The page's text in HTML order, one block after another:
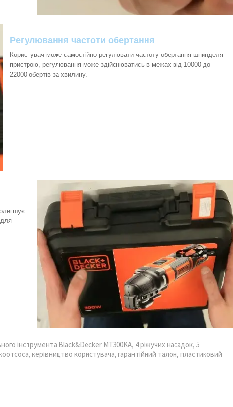
Регулювання частоти обертання
Користувач може самостійно регулювати частоту обертання шпинделя
пристрою, регулювання може здійснюватись в межах від 10000 до
22000 обертів за хвилину.
інструмента Black&Decker MT300KA, 4 ріжучих насадок, 5
керівництво користувача, гарантійний талон, пластиковий